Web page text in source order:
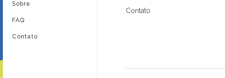
Sobre
FAQ
Contato
Contato